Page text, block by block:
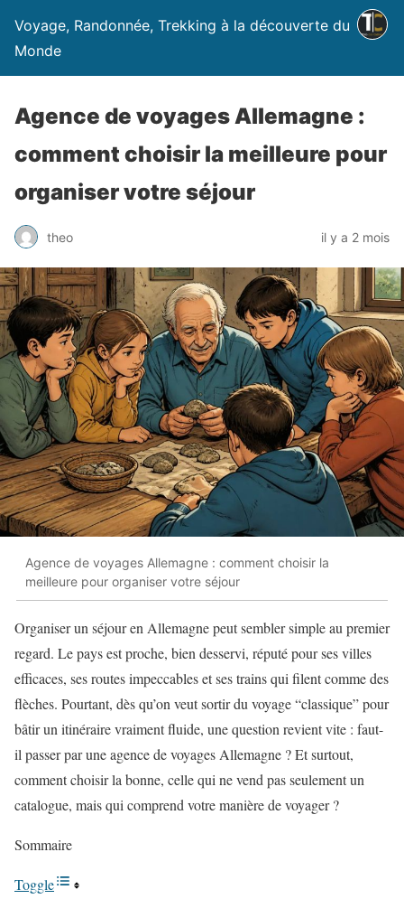
Voyage, Randonnée, Trekking à la découverte du
Monde
Agence de voyages Allemagne :
comment choisir la meilleure pour
organiser votre séjour
theo il y a 2 mois
Agence de voyages Allemagne : comment choisir la
meilleure pour organiser votre séjour
Organiser un séjour en Allemagne peut sembler simple au premier
regard. Le pays est proche, bien desservi, réputé pour ses villes
efficaces, ses routes impeccables et ses trains qui filent comme des
flèches. Pourtant, dès qu’on veut sortir du voyage “classique” pour
bâtir un itinéraire vraiment fluide, une question revient vite : faut-
il passer par une agence de voyages Allemagne ? Et surtout,
comment choisir la bonne, celle qui ne vend pas seulement un
catalogue, mais qui comprend votre manière de voyager ?
Sommaire
Toggle